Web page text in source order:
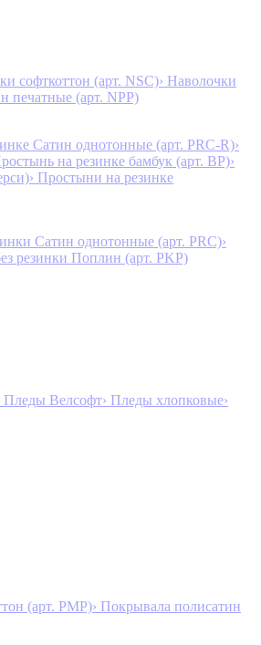
софткоттон (арт. NSC)› Наволочки
печатные (арт. NPP)
Сатин однотонные (арт. PRC-R)›
на резинке бамбук (арт. BP)›
› Простыни на резинке
Сатин однотонные (арт. PRC)›
резинки Поплин (арт. PKP)
Пледы Велсофт› Пледы хлопковые›
(арт. PMP)› Покрывала полисатин